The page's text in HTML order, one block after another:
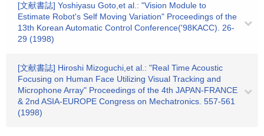
[文献書誌] Yoshiyasu Goto,et al.: "Vision Module to
Estimate Robot's Self Moving Variation" Proceedings of the
13th Korean Automatic Control Conference('98KACC). 26-
29 (1998)
[文献書誌] Hiroshi Mizoguchi,et al.: "Real Time Acoustic
Focusing on Human Face Utilizing Visual Tracking and
Microphone Array" Proceedings of the 4th JAPAN-FRANCE
& 2nd ASIA-EUROPE Congress on Mechatronics. 557-561
(1998)